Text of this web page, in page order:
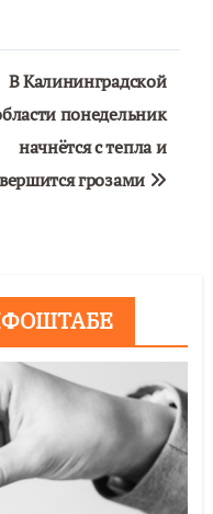
В Калининградской
понедельник
начнётся с тепла и
грозами